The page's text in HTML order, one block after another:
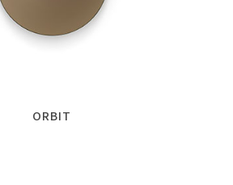
ORBIT